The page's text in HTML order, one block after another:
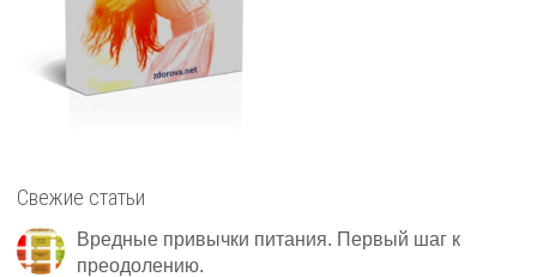
Свежие статьи
Вредные привычки питания. Первый шаг к
преодолению.